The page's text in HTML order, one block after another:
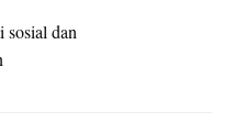
sosial dan